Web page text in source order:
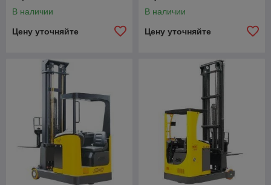
В наличии
Цену уточняйте
В наличии
Цену уточняйте